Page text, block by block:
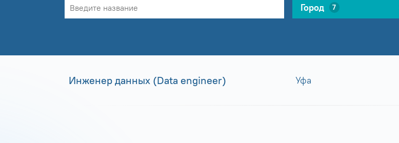
Город 7
Инженер данных (Data engineer) Уфа